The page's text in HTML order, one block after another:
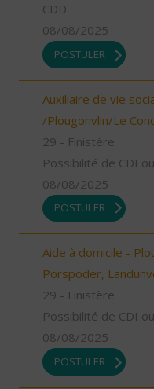
CDD
08/08/2025
POSTULER
Auxiliaire de vie
/Plougonvlin/Le
29 - Finistère
Possibilité de CDI
08/08/2025
POSTULER
Aide à domicile -
Porspoder,
29 - Finistère
Possibilité de CDI
08/08/2025
POSTULER